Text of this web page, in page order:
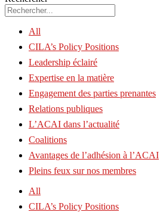
All
CILA’s Policy Positions
Leadership éclairé
Expertise en la matière
Engagement des parties prenantes
Relations publiques
L’ACAI dans l’actualité
Coalitions
Avantages de l’adhésion à l’ACAI
Pleins feux sur nos membres
All
CILA’s Policy Positions